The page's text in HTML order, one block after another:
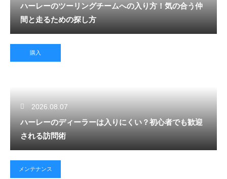
ハーレーのツーリングチームへの入り方！気の合う仲
間と走るための探し方
購入
2026.08.07
ハーレーのディーラーは入りにくい？初心者でも歓迎
される訪問術
メンテナンス